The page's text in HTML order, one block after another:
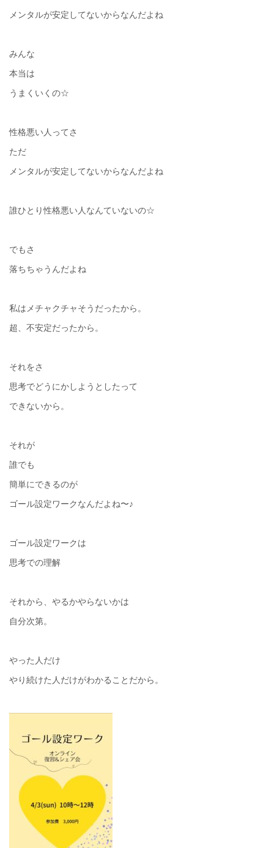
メンタルが安定してないからなんだよね
みんな
本当は
うまくいくの☆
性格悪い人ってさ
ただ
メンタルが安定してないからなんだよね
誰ひとり性格悪い人なんていないの☆
でもさ
落ちちゃうんだよね
私はメチャクチャそうだったから。
超、不安定だったから。
それをさ
思考でどうにかしようとしたって
できないから。
それが
誰でも
簡単にできるのが
ゴール設定ワークなんだよね〜♪
ゴール設定ワークは
思考での理解
それから、やるかやらないかは
自分次第。
やった人だけ
やり続けた人だけがわかることだから。